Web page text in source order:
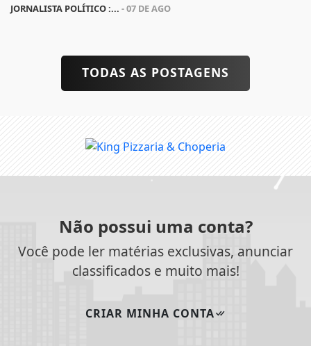
JORNALISTA POLÍTICO :... - 07 DE AGO
TODAS AS POSTAGENS
Não possui uma conta?
Você pode ler matérias exclusivas, anunciar
classificados e muito mais!
CRIAR MINHA CONTA